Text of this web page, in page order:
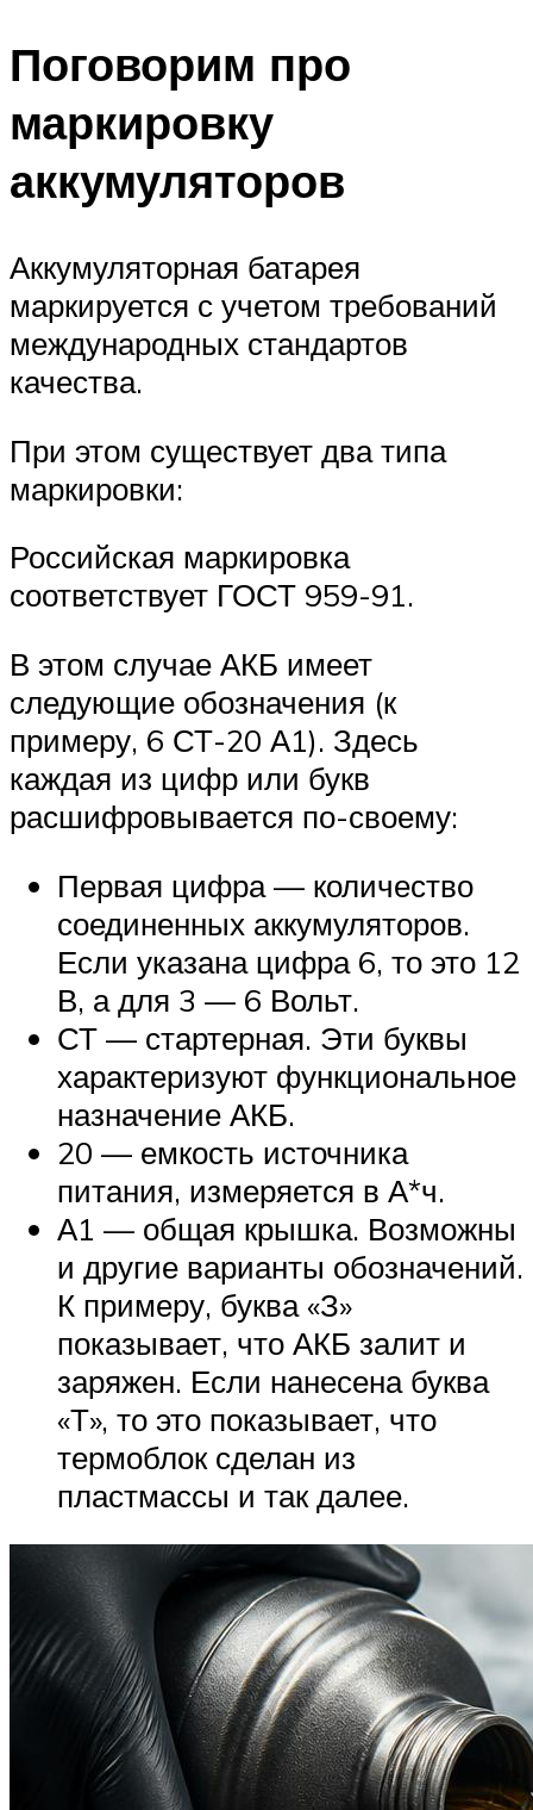
Поговорим про
маркировку
аккумуляторов
Аккумуляторная батарея
маркируется с учетом требований
международных стандартов
качества.
При этом существует два типа
маркировки:
Российская маркировка
соответствует ГОСТ 959-91.
В этом случае АКБ имеет
следующие обозначения (к
примеру, 6 СТ-20 А1). Здесь
каждая из цифр или букв
расшифровывается по-своему:
Первая цифра — количество
соединенных аккумуляторов.
Если указана цифра 6, то это 12
В, а для 3 — 6 Вольт.
СТ — стартерная. Эти буквы
характеризуют функциональное
назначение АКБ.
20 — емкость источника
питания, измеряется в А*ч.
А1 — общая крышка. Возможны
и другие варианты обозначений.
К примеру, буква «З»
показывает, что АКБ залит и
заряжен. Если нанесена буква
«Т», то это показывает, что
термоблок сделан из
пластмассы и так далее.